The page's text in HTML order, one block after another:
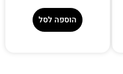
הוספה לסל